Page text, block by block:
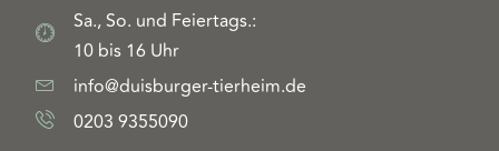
Sa., So. und Feiertags.:
10 bis 16 Uhr
info@duisburger-tierheim.de
0203 9355090